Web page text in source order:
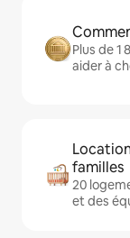
Plus de 1
aider à
familles
20
et des